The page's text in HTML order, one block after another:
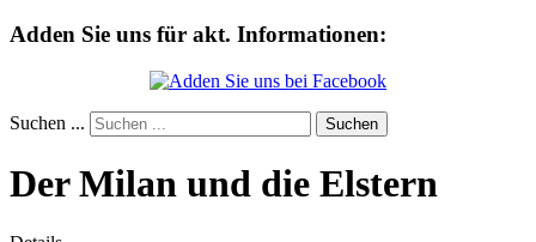
Adden Sie uns für akt. Informationen:
Suchen ... Suchen
Der Milan und die Elstern